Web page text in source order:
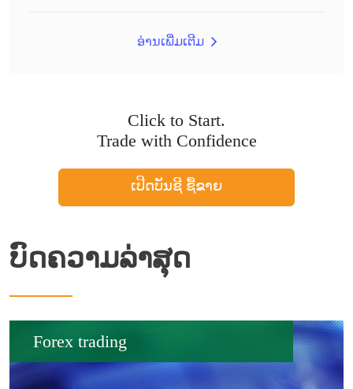
ອ່ານເພີ່ມເຕີມ
Click to Start.
Trade with Confidence
ເປີດບັນຊີ ຊື້ຂາຍ
ບົດຄວາມລ່າສຸດ
Forex trading